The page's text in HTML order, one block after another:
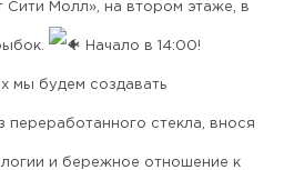
Сити Молл», на втором этаже, в
Начало в 14:00!
мы будем создавать
переработанного стекла, внося
и бережное отношение к